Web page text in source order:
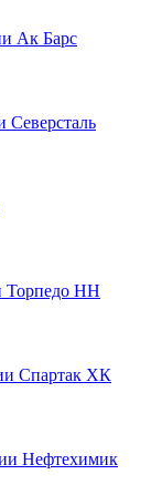
Ак Барс
Северсталь
Торпедо НН
Спартак ХК
Нефтехимик